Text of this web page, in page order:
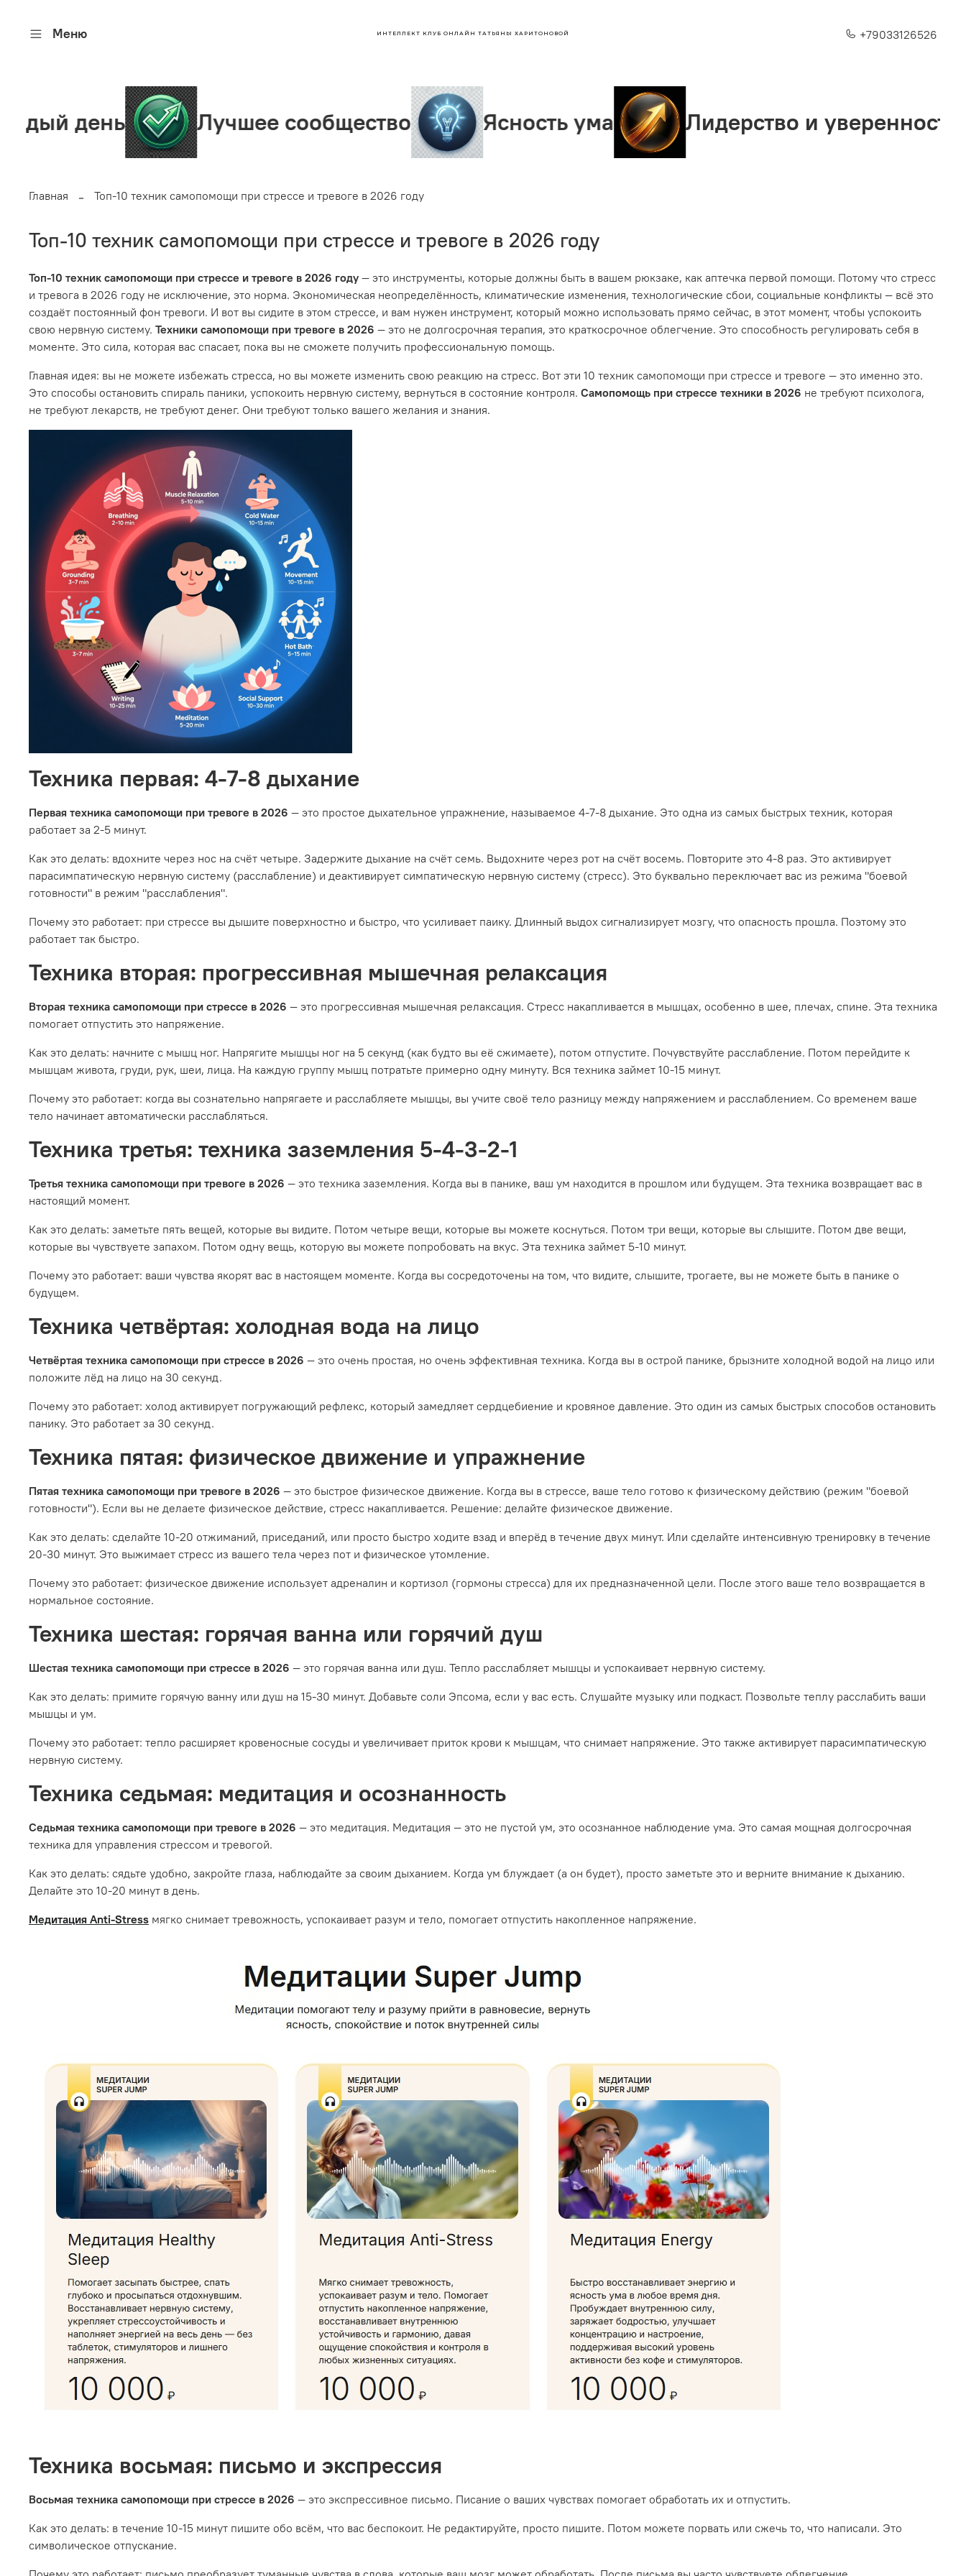
Меню ИНТЕЛЛЕКТ КЛУБ ОНЛАЙН ТАТЬЯНЫ ХАРИТОНОВОЙ +79033126526
Лучшее сообщество Ясность ума Лидерство и уверенность
Главная Топ-10 техник самопомощи при стрессе и тревоге в 2026 году
Топ-10 техник самопомощи при стрессе и тревоге в 2026 году
Топ-10 техник самопомощи при стрессе и тревоге в 2026 году — это инструменты, которые должны быть в вашем рюкзаке, как аптечка первой помощи. Потому что стресс
и тревога в 2026 году не исключение, это норма. Экономическая неопределённость, климатические изменения, технологические сбои, социальные конфликты — всё это
создаёт постоянный фон тревоги. И вот вы сидите в этом стрессе, и вам нужен инструмент, который можно использовать прямо сейчас, в этот момент, чтобы успокоить
свою нервную систему. Техники самопомощи при тревоге в 2026 — это не долгосрочная терапия, это краткосрочное облегчение. Это способность регулировать себя в
моменте. Это сила, которая вас спасает, пока вы не сможете получить профессиональную помощь.
Главная идея: вы не можете избежать стресса, но вы можете изменить свою реакцию на стресс. Вот эти 10 техник самопомощи при стрессе и тревоге — это именно это.
Это способы остановить спираль паники, успокоить нервную систему, вернуться в состояние контроля. Самопомощь при стрессе техники в 2026 не требуют психолога,
не требуют лекарств, не требуют денег. Они требуют только вашего желания и знания.
Техника первая: 4-7-8 дыхание
Первая техника самопомощи при тревоге в 2026 — это простое дыхательное упражнение, называемое 4-7-8 дыхание. Это одна из самых быстрых техник, которая
работает за 2-5 минут.
Как это делать: вдохните через нос на счёт четыре. Задержите дыхание на счёт семь. Выдохните через рот на счёт восемь. Повторите это 4-8 раз. Это активирует
парасимпатическую нервную систему (расслабление) и деактивирует симпатическую нервную систему (стресс). Это буквально переключает вас из режима "боевой
готовности" в режим "расслабления".
Почему это работает: при стрессе вы дышите поверхностно и быстро, что усиливает паику. Длинный выдох сигнализирует мозгу, что опасность прошла. Поэтому это
работает так быстро.
Техника вторая: прогрессивная мышечная релаксация
Вторая техника самопомощи при стрессе в 2026 — это прогрессивная мышечная релаксация. Стресс накапливается в мышцах, особенно в шее, плечах, спине. Эта техника
помогает отпустить это напряжение.
Как это делать: начните с мышц ног. Напрягите мышцы ног на 5 секунд (как будто вы её сжимаете), потом отпустите. Почувствуйте расслабление. Потом перейдите к
мышцам живота, груди, рук, шеи, лица. На каждую группу мышц потратьте примерно одну минуту. Вся техника займет 10-15 минут.
Почему это работает: когда вы сознательно напрягаете и расслабляете мышцы, вы учите своё тело разницу между напряжением и расслаблением. Со временем ваше
тело начинает автоматически расслабляться.
Техника третья: техника заземления 5-4-3-2-1
Третья техника самопомощи при тревоге в 2026 — это техника заземления. Когда вы в панике, ваш ум находится в прошлом или будущем. Эта техника возвращает вас в
настоящий момент.
Как это делать: заметьте пять вещей, которые вы видите. Потом четыре вещи, которые вы можете коснуться. Потом три вещи, которые вы слышите. Потом две вещи,
которые вы чувствуете запахом. Потом одну вещь, которую вы можете попробовать на вкус. Эта техника займет 5-10 минут.
Почему это работает: ваши чувства якорят вас в настоящем моменте. Когда вы сосредоточены на том, что видите, слышите, трогаете, вы не можете быть в панике о
будущем.
Техника четвёртая: холодная вода на лицо
Четвёртая техника самопомощи при стрессе в 2026 — это очень простая, но очень эффективная техника. Когда вы в острой панике, брызните холодной водой на лицо или
положите лёд на лицо на 30 секунд.
Почему это работает: холод активирует погружающий рефлекс, который замедляет сердцебиение и кровяное давление. Это один из самых быстрых способов остановить
панику. Это работает за 30 секунд.
Техника пятая: физическое движение и упражнение
Пятая техника самопомощи при тревоге в 2026 — это быстрое физическое движение. Когда вы в стрессе, ваше тело готово к физическому действию (режим "боевой
готовности"). Если вы не делаете физическое действие, стресс накапливается. Решение: делайте физическое движение.
Как это делать: сделайте 10-20 отжиманий, приседаний, или просто быстро ходите взад и вперёд в течение двух минут. Или сделайте интенсивную тренировку в течение
20-30 минут. Это выжимает стресс из вашего тела через пот и физическое утомление.
Почему это работает: физическое движение использует адреналин и кортизол (гормоны стресса) для их предназначенной цели. После этого ваше тело возвращается в
нормальное состояние.
Техника шестая: горячая ванна или горячий душ
Шестая техника самопомощи при стрессе в 2026 — это горячая ванна или душ. Тепло расслабляет мышцы и успокаивает нервную систему.
Как это делать: примите горячую ванну или душ на 15-30 минут. Добавьте соли Эпсома, если у вас есть. Слушайте музыку или подкаст. Позвольте теплу расслабить ваши
мышцы и ум.
Почему это работает: тепло расширяет кровеносные сосуды и увеличивает приток крови к мышцам, что снимает напряжение. Это также активирует парасимпатическую
нервную систему.
Техника седьмая: медитация и осознанность
Седьмая техника самопомощи при тревоге в 2026 — это медитация. Медитация — это не пустой ум, это осознанное наблюдение ума. Это самая мощная долгосрочная
техника для управления стрессом и тревогой.
Как это делать: сядьте удобно, закройте глаза, наблюдайте за своим дыханием. Когда ум блуждает (а он будет), просто заметьте это и верните внимание к дыханию.
Делайте это 10-20 минут в день.
Медитация Anti-Stress мягко снимает тревожность, успокаивает разум и тело, помогает отпустить накопленное напряжение.
Техника восьмая: письмо и экспрессия
Восьмая техника самопомощи при стрессе в 2026 — это экспрессивное письмо. Писание о ваших чувствах помогает обработать их и отпустить.
Как это делать: в течение 10-15 минут пишите обо всём, что вас беспокоит. Не редактируйте, просто пишите. Потом можете порвать или сжечь то, что написали. Это
символическое отпускание.